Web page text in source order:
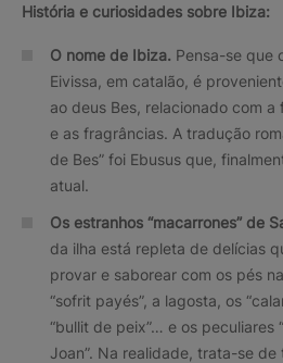
História e curiosidades sobre Ibiza:
O nome de Ibiza. Pensa-se que
Eivissa, em catalão, é
ao deus Bes, relacionado com
e as fragrâncias. A tradução
de Bes” foi Ebusus que,
atual.
Os estranhos “macarrones” de
da ilha está repleta de delícias
provar e saborear com os pés
“sofrit payés”, a lagosta, os
“bullit de peix”… e os peculiares
Joan”. Na realidade, trata-se